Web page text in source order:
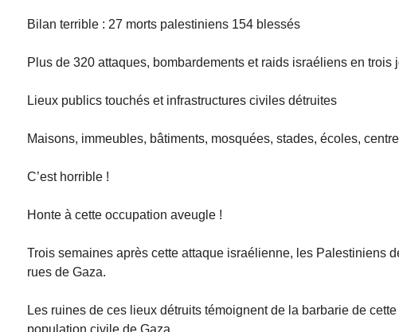
Bilan terrible : 27 morts palestiniens 154 blessés
Plus de 320 attaques, bombardements et raids israéliens en trois
Lieux publics touchés et infrastructures civiles détruites
Maisons, immeubles, bâtiments, mosquées, stades, écoles,
C’est horrible !
Honte à cette occupation aveugle !
Trois semaines après cette attaque israélienne, les Palestiniens
rues de Gaza.
Les ruines de ces lieux détruits témoignent de la barbarie de
population civile de Gaza.